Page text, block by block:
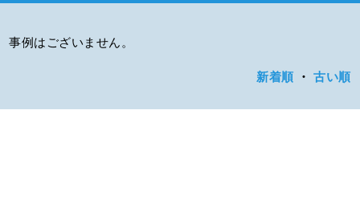
事例はございません。
新着順 ・古い順